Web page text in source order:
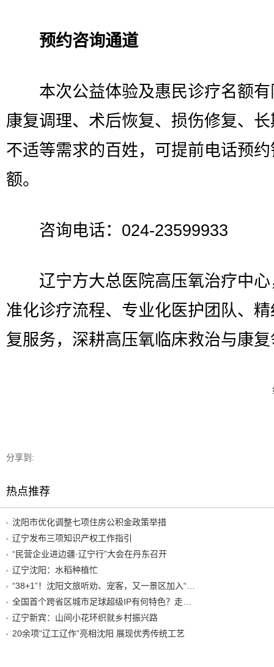
预约咨询通道
本次公益体验及惠民诊疗名额有
康复调理、术后恢复、损伤修复、
不适等需求的百姓，可提前电话预
额。
咨询电话：024-23599933
辽宁方大总医院高压氧治疗中心
准化诊疗流程、专业化医护团队、
复服务，深耕高压氧临床救治与康
分享到:
热点推荐
沈阳市优化调整七项住房公积金政策举措
辽宁发布三项知识产权工作指引
“民营企业进边疆·辽宁行”大会在丹东召开
辽宁沈阳：水稻种植忙
辽宁新宾：山间小花环织就乡村振兴路
20余项“辽工辽作”亮相沈阳 展现优秀传统工艺